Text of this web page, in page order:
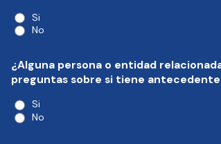
Si
No
¿Alguna persona o entidad
preguntas sobre si tiene
Si
No